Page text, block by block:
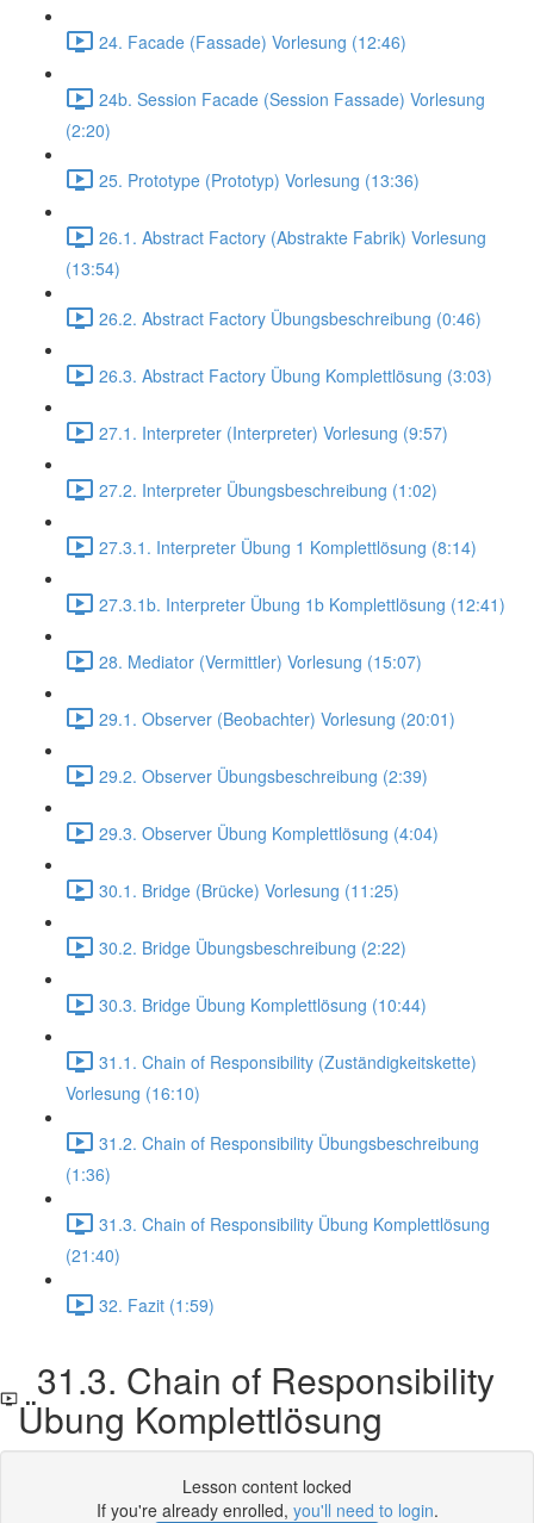
24. Facade (Fassade) Vorlesung (12:46)
24b. Session Facade (Session Fassade) Vorlesung
(2:20)
25. Prototype (Prototyp) Vorlesung (13:36)
26.1. Abstract Factory (Abstrakte Fabrik) Vorlesung
(13:54)
26.2. Abstract Factory Übungsbeschreibung (0:46)
26.3. Abstract Factory Übung Komplettlösung (3:03)
27.1. Interpreter (Interpreter) Vorlesung (9:57)
27.2. Interpreter Übungsbeschreibung (1:02)
27.3.1. Interpreter Übung 1 Komplettlösung (8:14)
27.3.1b. Interpreter Übung 1b Komplettlösung (12:41)
28. Mediator (Vermittler) Vorlesung (15:07)
29.1. Observer (Beobachter) Vorlesung (20:01)
29.2. Observer Übungsbeschreibung (2:39)
29.3. Observer Übung Komplettlösung (4:04)
30.1. Bridge (Brücke) Vorlesung (11:25)
30.2. Bridge Übungsbeschreibung (2:22)
30.3. Bridge Übung Komplettlösung (10:44)
31.1. Chain of Responsibility (Zuständigkeitskette)
Vorlesung (16:10)
31.2. Chain of Responsibility Übungsbeschreibung
(1:36)
31.3. Chain of Responsibility Übung Komplettlösung
(21:40)
32. Fazit (1:59)
31.3. Chain of Responsibility
Übung Komplettlösung
Lesson content locked
If you're already enrolled, you'll need to login.